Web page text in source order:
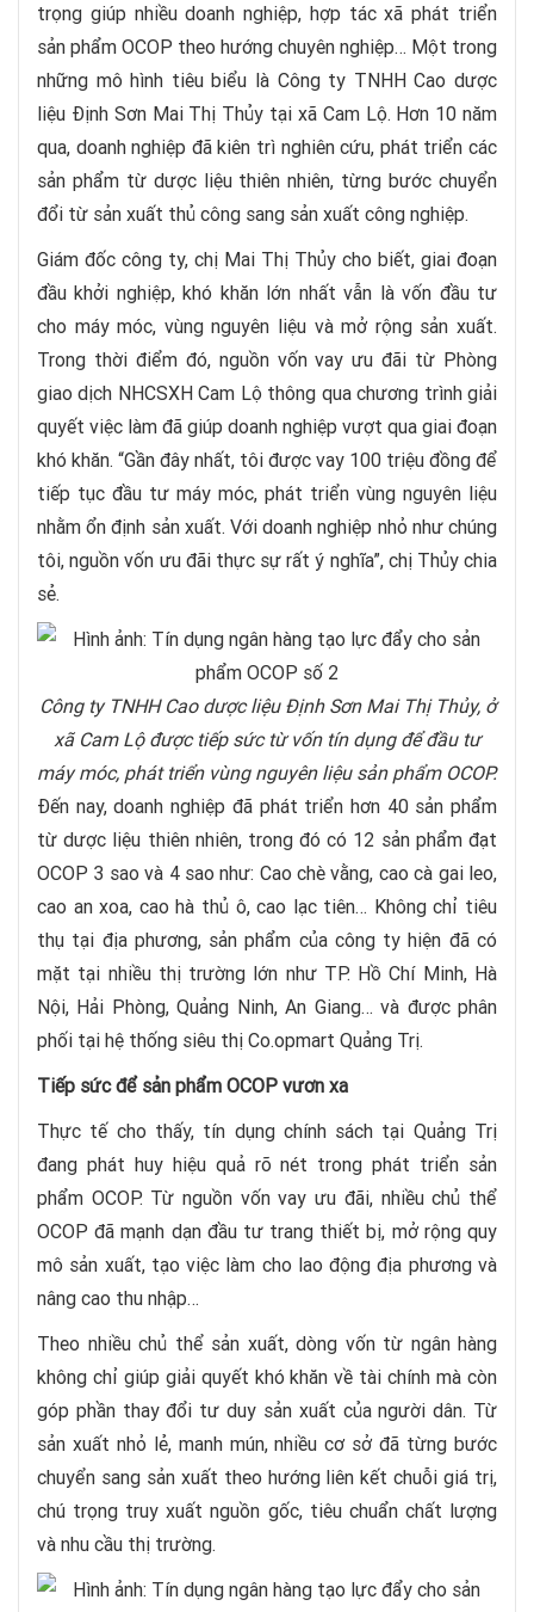
trọng giúp nhiều doanh nghiệp, hợp tác xã phát triển
sản phẩm OCOP theo hướng chuyên nghiệp… Một trong
những mô hình tiêu biểu là Công ty TNHH Cao dược
liệu Định Sơn Mai Thị Thủy tại xã Cam Lộ. Hơn 10 năm
qua, doanh nghiệp đã kiên trì nghiên cứu, phát triển các
sản phẩm từ dược liệu thiên nhiên, từng bước chuyển
đổi từ sản xuất thủ công sang sản xuất công nghiệp.
Giám đốc công ty, chị Mai Thị Thủy cho biết, giai đoạn
đầu khởi nghiệp, khó khăn lớn nhất vẫn là vốn đầu tư
cho máy móc, vùng nguyên liệu và mở rộng sản xuất.
Trong thời điểm đó, nguồn vốn vay ưu đãi từ Phòng
giao dịch NHCSXH Cam Lộ thông qua chương trình giải
quyết việc làm đã giúp doanh nghiệp vượt qua giai đoạn
khó khăn. “Gần đây nhất, tôi được vay 100 triệu đồng để
tiếp tục đầu tư máy móc, phát triển vùng nguyên liệu
nhằm ổn định sản xuất. Với doanh nghiệp nhỏ như chúng
tôi, nguồn vốn ưu đãi thực sự rất ý nghĩa”, chị Thủy chia
sẻ.
Công ty TNHH Cao dược liệu Định Sơn Mai Thị Thủy, ở
xã Cam Lộ được tiếp sức từ vốn tín dụng để đầu tư
máy móc, phát triển vùng nguyên liệu sản phẩm OCOP.
Đến nay, doanh nghiệp đã phát triển hơn 40 sản phẩm
từ dược liệu thiên nhiên, trong đó có 12 sản phẩm đạt
OCOP 3 sao và 4 sao như: Cao chè vằng, cao cà gai leo,
cao an xoa, cao hà thủ ô, cao lạc tiên… Không chỉ tiêu
thụ tại địa phương, sản phẩm của công ty hiện đã có
mặt tại nhiều thị trường lớn như TP. Hồ Chí Minh, Hà
Nội, Hải Phòng, Quảng Ninh, An Giang… và được phân
phối tại hệ thống siêu thị Co.opmart Quảng Trị.
Tiếp sức để sản phẩm OCOP vươn xa
Thực tế cho thấy, tín dụng chính sách tại Quảng Trị
đang phát huy hiệu quả rõ nét trong phát triển sản
phẩm OCOP. Từ nguồn vốn vay ưu đãi, nhiều chủ thể
OCOP đã mạnh dạn đầu tư trang thiết bị, mở rộng quy
mô sản xuất, tạo việc làm cho lao động địa phương và
nâng cao thu nhập…
Theo nhiều chủ thể sản xuất, dòng vốn từ ngân hàng
không chỉ giúp giải quyết khó khăn về tài chính mà còn
góp phần thay đổi tư duy sản xuất của người dân. Từ
sản xuất nhỏ lẻ, manh mún, nhiều cơ sở đã từng bước
chuyển sang sản xuất theo hướng liên kết chuỗi giá trị,
chú trọng truy xuất nguồn gốc, tiêu chuẩn chất lượng
và nhu cầu thị trường.